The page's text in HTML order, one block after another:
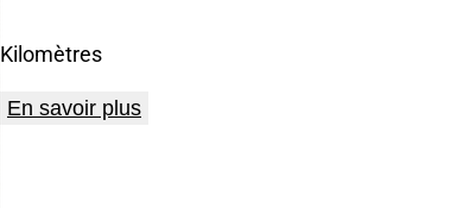
Kilomètres
En savoir plus